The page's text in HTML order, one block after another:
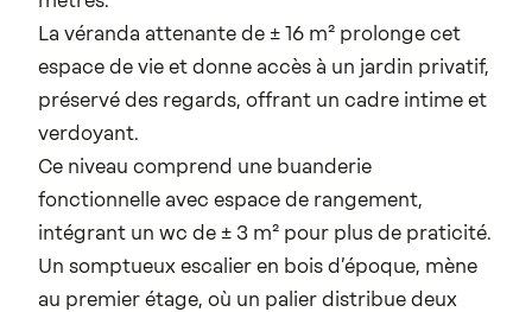
La véranda attenante de ± 16 m² prolonge cet
espace de vie et donne accès à un jardin privatif,
préservé des regards, offrant un cadre intime et
verdoyant.
Ce niveau comprend une buanderie
fonctionnelle avec espace de rangement,
intégrant un wc de ± 3 m² pour plus de praticité.
Un somptueux escalier en bois d’époque, mène
au premier étage, où un palier distribue deux